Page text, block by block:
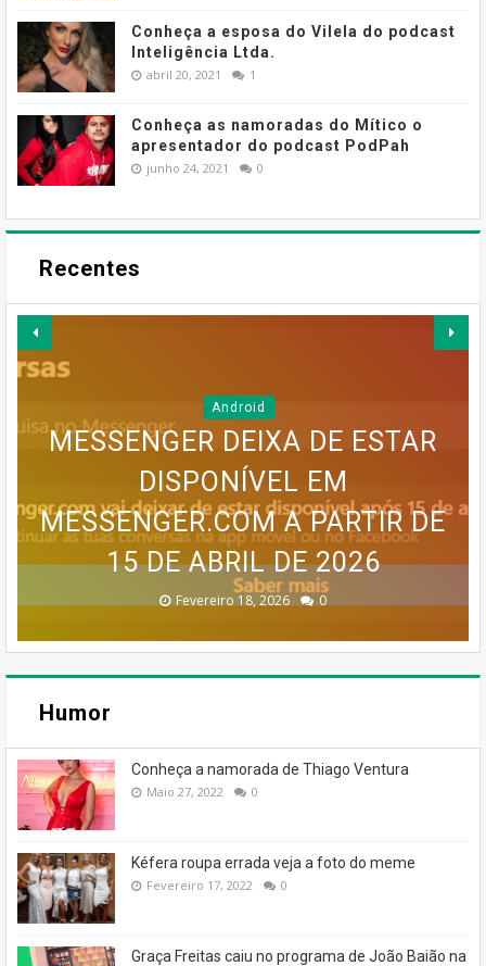
Conheça a esposa do Vilela do podcast
Inteligência Ltda.
abril 20, 2021 1
Conheça as namoradas do Mítico o
apresentador do podcast PodPah
junho 24, 2021 0
Recentes
GOOGLE EARTH PRO VAI
DESAPARECER: GOOGLE
CONFIRMA DESCONTINUAÇÃO
Julho 27, 2026 0
Android
MESSENGER DEIXA DE ESTAR
DISPONÍVEL EM
MESSENGER.COM A PARTIR DE
15 DE ABRIL DE 2026
Fevereiro 18, 2026 0
SERVIÇO MEO CLOUD VAI SER
DESCONTINUADO!
Janeiro 19, 2026 0
MAPA MENTAL PARA UM BLOG
DE SUCESSO
Dezembro 30, 2025 0
INFOGRÁFICO PARA UM BLOG
DE SUCESSO
Dezembro 30, 2025 0
Humor
Conheça a namorada de Thiago Ventura
Maio 27, 2022 0
Kéfera roupa errada veja a foto do meme
Fevereiro 17, 2022 0
Graça Freitas caiu no programa de João Baião na